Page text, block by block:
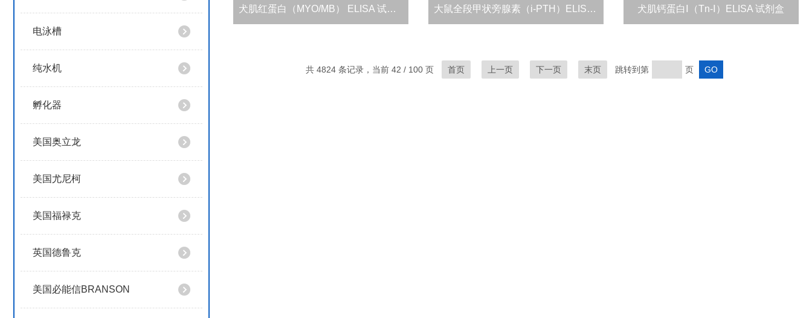
电泳槽
纯水机
孵化器
美国奥立龙
美国尤尼柯
美国福禄克
英国德鲁克
美国必能信BRANSON
犬肌红蛋白（MYO/MB） ELISA 试剂盒 大鼠全段甲状旁腺素（i-PTH）ELISA 试剂盒 犬肌钙蛋白Ⅰ（Tn-Ⅰ）ELISA 试剂盒
共 4824 条记录，当前 42 / 100 页 首页 上一页 下一页 末页 跳转到第 页